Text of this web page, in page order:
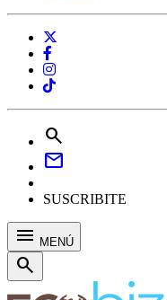
search
mail
SUSCRIBITE
menu MENÚ
search